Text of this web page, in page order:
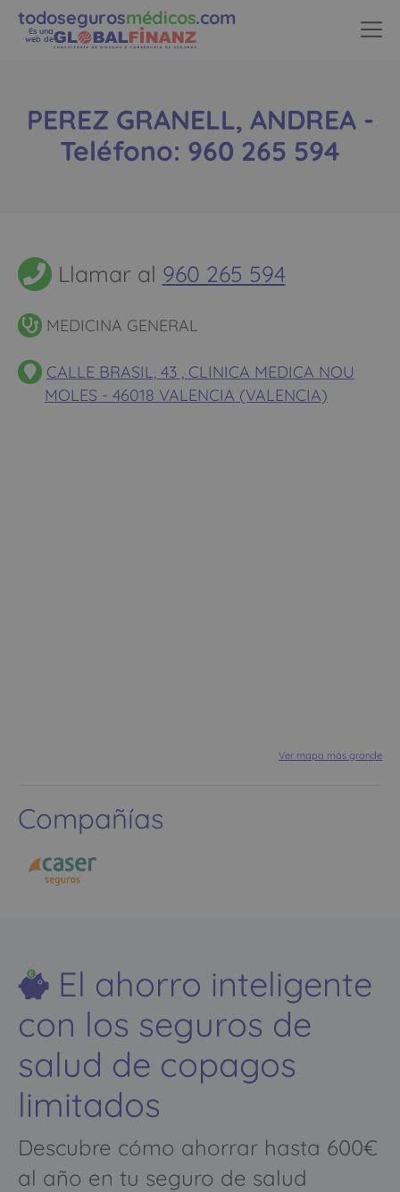
todosegurosmédicos.com
Es una
web de
PEREZ GRANELL, ANDREA -
Teléfono: 960 265 594
Llamar al 960 265 594
MEDICINA GENERAL
CALLE BRASIL, 43 , CLINICA MEDICA NOU
MOLES - 46018 VALENCIA (VALENCIA)
Ver mapa más grande
Compañías
El ahorro inteligente
con los seguros de
salud de copagos
limitados
Descubre cómo ahorrar hasta 600€
al año en tu seguro de salud